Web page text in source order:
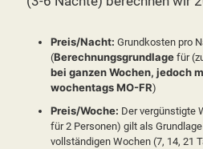
Preis/Nacht: Grundkosten pro
(Berechnungsgrundlage für
bei ganzen Wochen, jedoch
wochentags MO-FR)
Preis/Woche: Der vergünstigte
für 2 Personen) gilt als
vollständigen Wochen (7, 14, 21